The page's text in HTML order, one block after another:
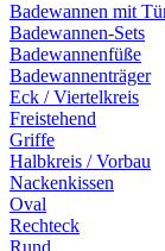
Badewannen mit
Badewannen-Sets
Badewannenfüße
Badewannenträger
Eck / Viertelkreis
Freistehend
Griffe
Halbkreis / Vorbau
Nackenkissen
Oval
Rechteck